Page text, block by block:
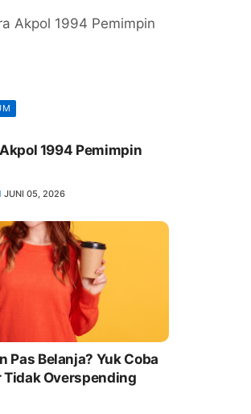
1994 Pemimpin
JUNI 05, 2026
Pas Belanja? Yuk Coba
Overspending